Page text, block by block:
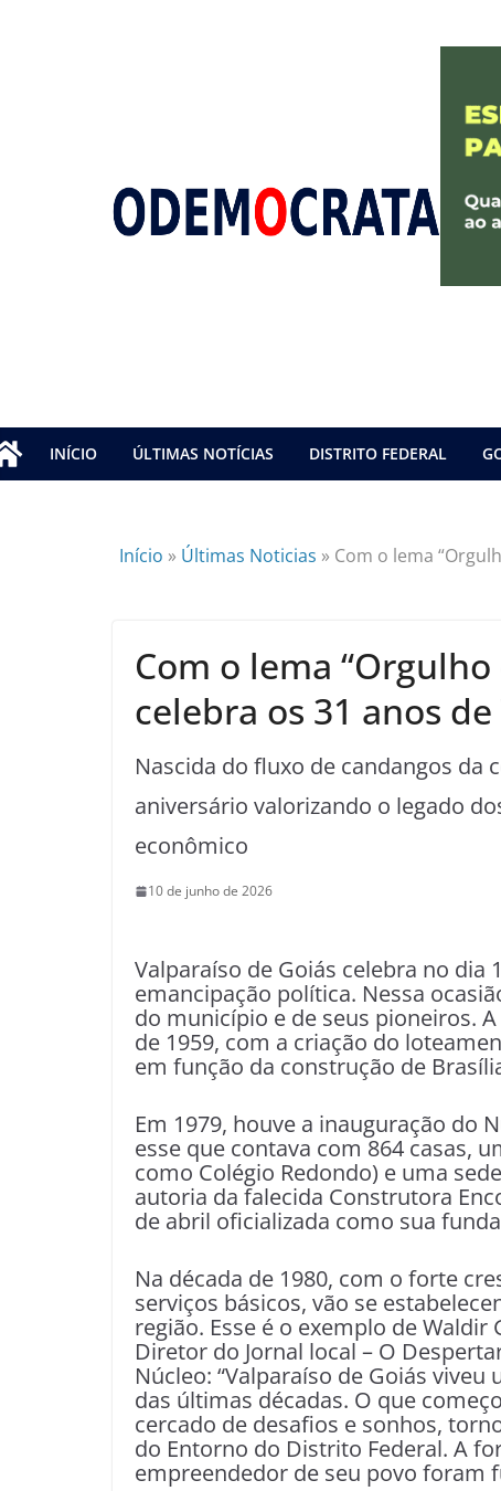
INÍCIO ÚLTIMAS NOTÍCIAS DISTRITO FEDERAL
Início » Últimas Noticias » Com o lema
Com o lema
celebra os 31 anos
Nascida do fluxo de candangos da
aniversário valorizando o legado
econômico
10 de junho de 2026
Valparaíso de Goiás celebra no dia
emancipação política. Nessa
do município e de seus pioneiros.
de 1959, com a criação do
em função da construção de
Em 1979, houve a inauguração do
esse que contava com 864 casas,
como Colégio Redondo) e uma
autoria da falecida Construtora
de abril oficializada como sua
Na década de 1980, com o forte
serviços básicos, vão se
região. Esse é o exemplo de
Diretor do Jornal local – O
Núcleo: “Valparaíso de Goiás
das últimas décadas. O que
cercado de desafios e sonhos,
do Entorno do Distrito Federal. A
empreendedor de seu povo foram